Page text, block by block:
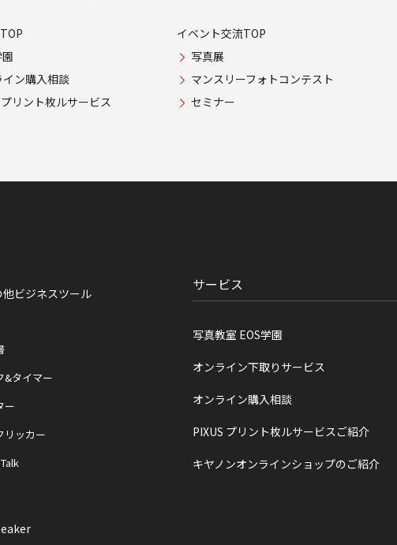
ン購入相談
リント枚ルサービス
イベント交流TOP
写真展
マンスリーフォトコンテスト
セミナー
ビジネスツール
&タイマー
ー
リッカー
サービス
写真教室 EOS学園
オンライン下取りサービス
オンライン購入相談
PIXUS プリント枚ルサービスご紹介
キヤノンオンラインショップのご紹介